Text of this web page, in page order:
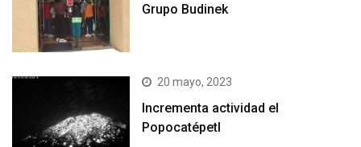
Grupo Budinek
20 mayo, 2023
Incrementa actividad el
Popocatépetl